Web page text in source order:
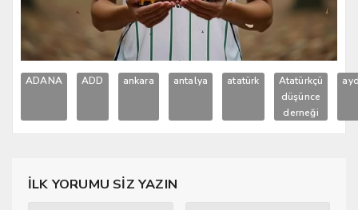
ADANA ADD ankara antalya atatürk
Atatürkçü
düşünce
derneği
İLK YORUMU SİZ YAZIN